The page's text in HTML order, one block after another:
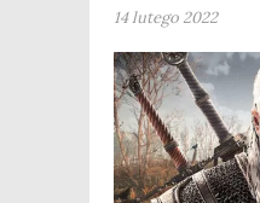
14 lutego 2022